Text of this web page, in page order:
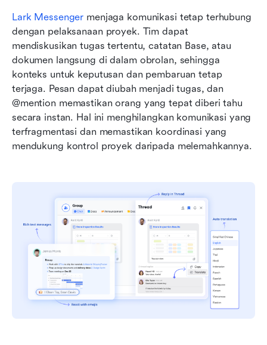
Lark Messenger menjaga komunikasi tetap terhubung
dengan pelaksanaan proyek. Tim dapat
mendiskusikan tugas tertentu, catatan Base, atau
dokumen langsung di dalam obrolan, sehingga
konteks untuk keputusan dan pembaruan tetap
terjaga. Pesan dapat diubah menjadi tugas, dan
@mention memastikan orang yang tepat diberi tahu
secara instan. Hal ini menghilangkan komunikasi yang
terfragmentasi dan memastikan koordinasi yang
mendukung kontrol proyek daripada melemahkannya.